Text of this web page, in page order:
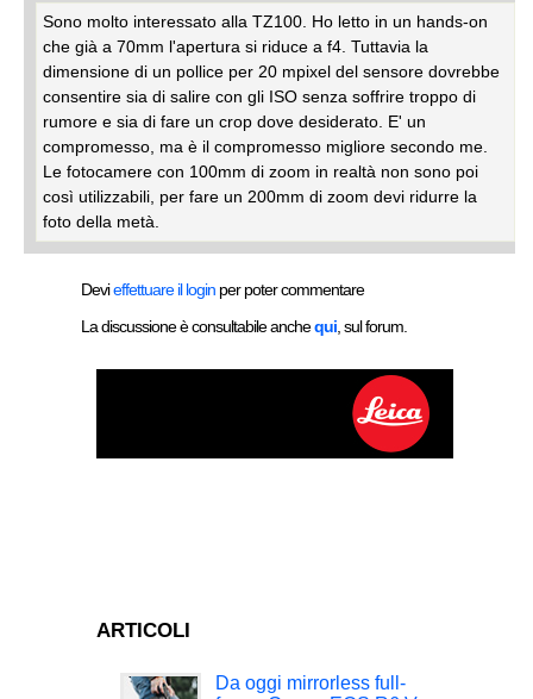
Sono molto interessato alla TZ100. Ho letto in un hands-on
che già a 70mm l'apertura si riduce a f4. Tuttavia la
dimensione di un pollice per 20 mpixel del sensore dovrebbe
consentire sia di salire con gli ISO senza soffrire troppo di
rumore e sia di fare un crop dove desiderato. E' un
compromesso, ma è il compromesso migliore secondo me.
Le fotocamere con 100mm di zoom in realtà non sono poi
così utilizzabili, per fare un 200mm di zoom devi ridurre la
foto della metà.
Devieffettuare il login per poter commentare
La discussione è consultabile anchequi , sul forum.
ARTICOLI
Da oggi mirrorless full-